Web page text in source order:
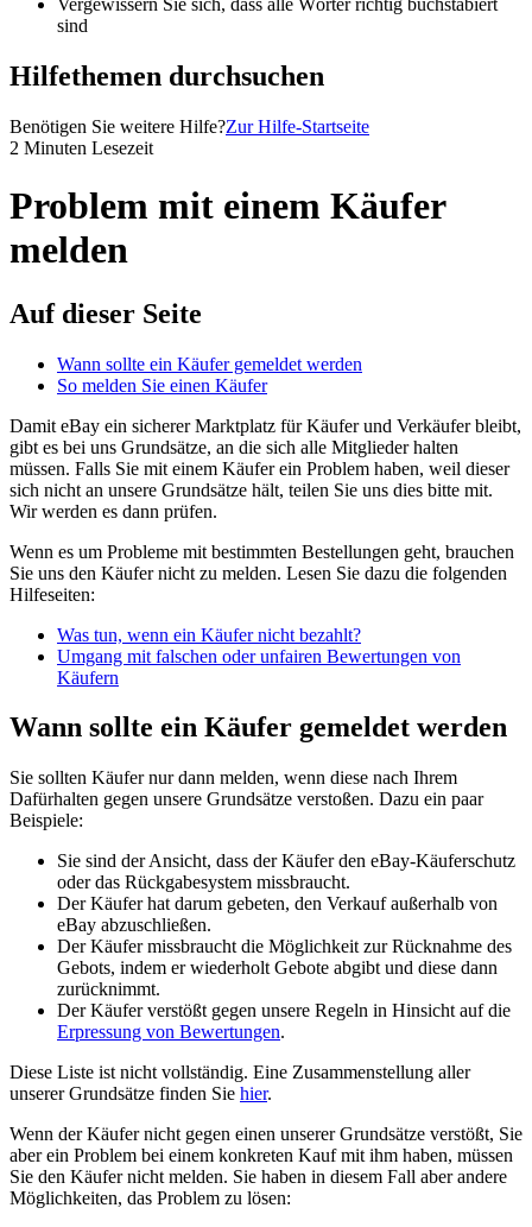
Vergewissern Sie sich, dass alle Wörter richtig buchstabiert
sind
Hilfethemen durchsuchen
Benötigen Sie weitere Hilfe?Zur Hilfe-Startseite
2 Minuten Lesezeit
Problem mit einem Käufer
melden
Auf dieser Seite
Wann sollte ein Käufer gemeldet werden
So melden Sie einen Käufer
Damit eBay ein sicherer Marktplatz für Käufer und Verkäufer bleibt,
gibt es bei uns Grundsätze, an die sich alle Mitglieder halten
müssen. Falls Sie mit einem Käufer ein Problem haben, weil dieser
sich nicht an unsere Grundsätze hält, teilen Sie uns dies bitte mit.
Wir werden es dann prüfen.
Wenn es um Probleme mit bestimmten Bestellungen geht, brauchen
Sie uns den Käufer nicht zu melden. Lesen Sie dazu die folgenden
Hilfeseiten:
Was tun, wenn ein Käufer nicht bezahlt?
Umgang mit falschen oder unfairen Bewertungen von
Käufern
Wann sollte ein Käufer gemeldet werden
Sie sollten Käufer nur dann melden, wenn diese nach Ihrem
Dafürhalten gegen unsere Grundsätze verstoßen. Dazu ein paar
Beispiele:
Sie sind der Ansicht, dass der Käufer den eBay-Käuferschutz
oder das Rückgabesystem missbraucht.
Der Käufer hat darum gebeten, den Verkauf außerhalb von
eBay abzuschließen.
Der Käufer missbraucht die Möglichkeit zur Rücknahme des
Gebots, indem er wiederholt Gebote abgibt und diese dann
zurücknimmt.
Der Käufer verstößt gegen unsere Regeln in Hinsicht auf die
Erpressung von Bewertungen.
Diese Liste ist nicht vollständig. Eine Zusammenstellung aller
unserer Grundsätze finden Sie hier.
Wenn der Käufer nicht gegen einen unserer Grundsätze verstößt, Sie
aber ein Problem bei einem konkreten Kauf mit ihm haben, müssen
Sie den Käufer nicht melden. Sie haben in diesem Fall aber andere
Möglichkeiten, das Problem zu lösen: